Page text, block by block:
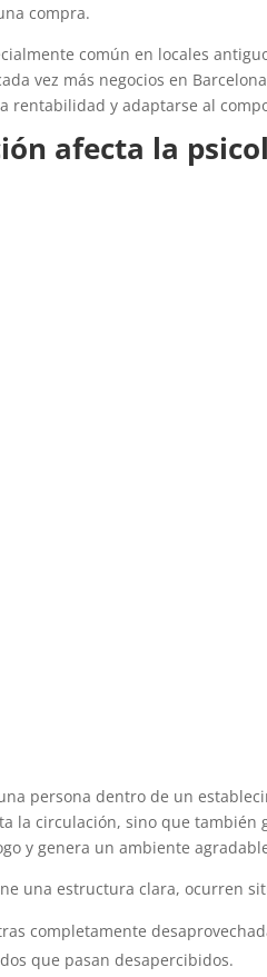
compra.
común en locales
vez más negocios en
rentabilidad y adaptarse al
afecta la
persona dentro de un
la circulación, sino que también
y genera un ambiente
una estructura clara, ocurren
completamente
que pasan desapercibidos.